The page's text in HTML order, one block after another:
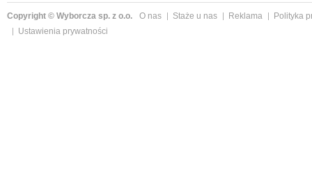
Copyright © Wyborcza sp. z o.o. O nas Staże u nas Reklama
Polityka
Ustawienia prywatności